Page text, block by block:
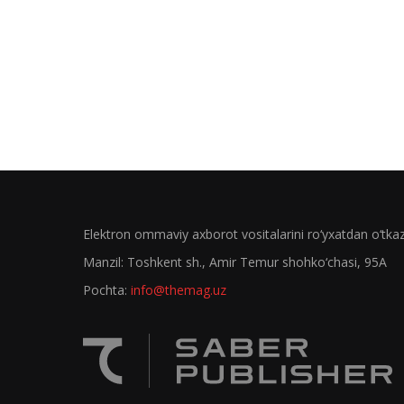
Elektron ommaviy axborot vositalarini ro‘yxatdan
Manzil: Toshkent sh., Amir Temur shohko‘chasi, 95A
Pochta: info@themag.uz